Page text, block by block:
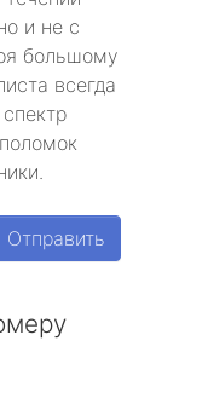
и не с
большому
всегда
Отправить